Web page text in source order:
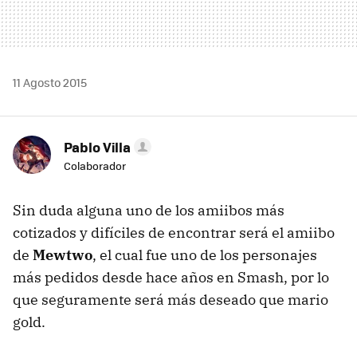
11 Agosto 2015
Pablo Villa
Colaborador
Sin duda alguna uno de los amiibos más
cotizados y difíciles de encontrar será el amiibo
de Mewtwo, el cual fue uno de los personajes
más pedidos desde hace años en Smash, por lo
que seguramente será más deseado que mario
gold.